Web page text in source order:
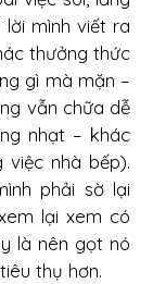
lời mình viết ra
thưởng thức
gì mà mặn –
vẫn chữa dễ
nhạt – khác
nhà bếp).
phải sờ lại
lại xem có
là nên gọt nó
thụ hơn.